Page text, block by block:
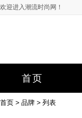
欢迎进入潮流时尚网！
首页
首页 > 品牌 > 列表